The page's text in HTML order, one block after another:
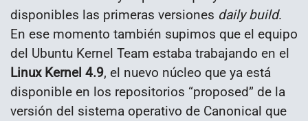
disponibles las primeras versiones daily build.
En ese momento también supimos que el equipo
del Ubuntu Kernel Team estaba trabajando en el
Linux Kernel 4.9, el nuevo núcleo que ya está
disponible en los repositorios “proposed” de la
versión del sistema operativo de Canonical que